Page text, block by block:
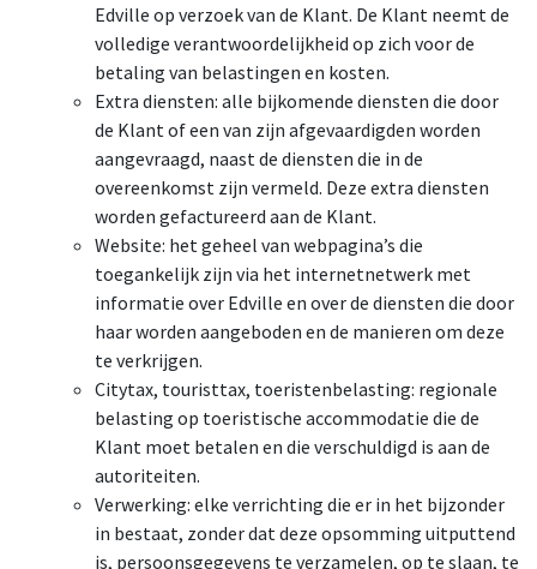
Edville op verzoek van de Klant. De Klant neemt de
volledige verantwoordelijkheid op zich voor de
betaling van belastingen en kosten.
Extra diensten: alle bijkomende diensten die door
de Klant of een van zijn afgevaardigden worden
aangevraagd, naast de diensten die in de
overeenkomst zijn vermeld. Deze extra diensten
worden gefactureerd aan de Klant.
Website: het geheel van webpagina’s die
toegankelijk zijn via het internetnetwerk met
informatie over Edville en over de diensten die door
haar worden aangeboden en de manieren om deze
te verkrijgen.
Citytax, touristtax, toeristenbelasting: regionale
belasting op toeristische accommodatie die de
Klant moet betalen en die verschuldigd is aan de
autoriteiten.
Verwerking: elke verrichting die er in het bijzonder
in bestaat, zonder dat deze opsomming uitputtend
is, persoonsgegevens te verzamelen, op te slaan, te